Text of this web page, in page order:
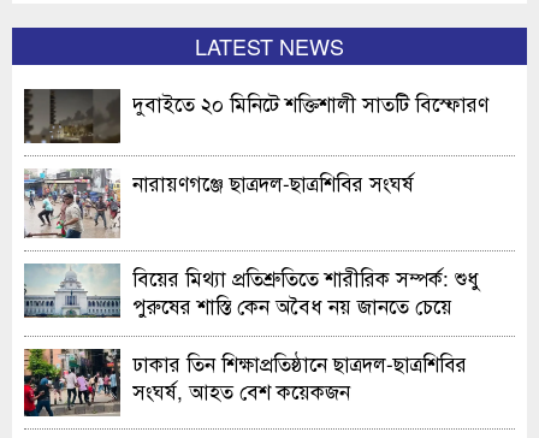
LATEST NEWS
দুবাইতে ২০ মিনিটে শক্তিশালী সাতটি বিস্ফোরণ
নারায়ণগঞ্জে ছাত্রদল-ছাত্রশিবির সংঘর্ষ
বিয়ের মিথ্যা প্রতিশ্রুতিতে শারীরিক সম্পর্ক: শুধু
পুরুষের শাস্তি কেন অবৈধ নয় জানতে চেয়ে
হাইকোর্টের রুল
ঢাকার তিন শিক্ষাপ্রতিষ্ঠানে ছাত্রদল-ছাত্রশিবির
সংঘর্ষ, আহত বেশ কয়েকজন